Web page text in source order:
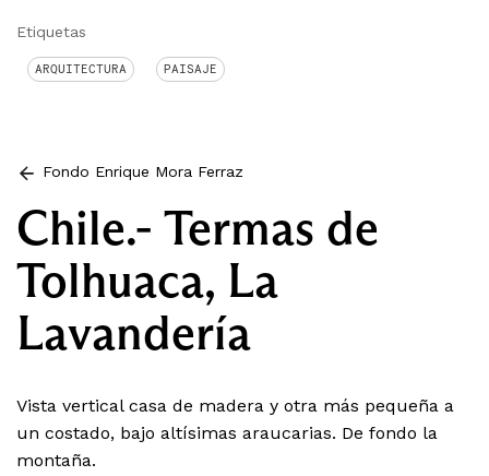
Etiquetas
ARQUITECTURA PAISAJE
Fondo Enrique Mora Ferraz
Chile.- Termas de
Tolhuaca, La
Lavandería
Vista vertical casa de madera y otra más pequeña a
un costado, bajo altísimas araucarias. De fondo la
montaña.